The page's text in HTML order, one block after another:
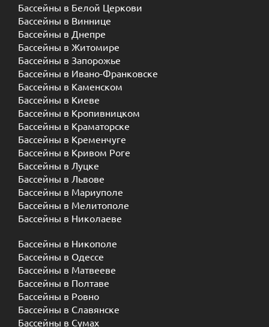
Бассейны в Белой Церкови
Бассейны в Виннице
Бассейны в Днепре
Бассейны в Житомире
Бассейны в Запорожье
Бассейны в Ивано-Франковске
Бассейны в Каменском
Бассейны в Киеве
Бассейны в Кропивницком
Бассейны в Краматорске
Бассейны в Кременчуге
Бассейны в Кривом Роге
Бассейны в Луцке
Бассейны в Львове
Бассейны в Мариуполе
Бассейны в Мелитополе
Бассейны в Николаеве
Бассейны в Никополе
Бассейны в Одессе
Бассейны в Матвееве
Бассейны в Полтаве
Бассейны в Ровно
Бассейны в Славянске
Бассейны в Сумах